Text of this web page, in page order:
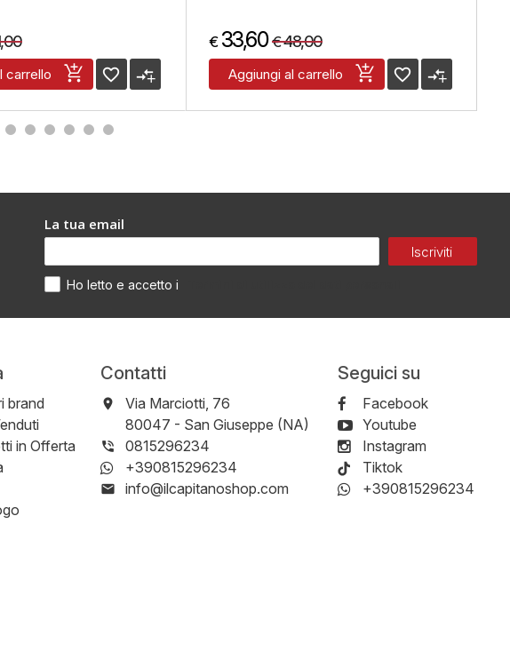
carrello favorite_border compare_arrows
€ 33,60 €48,00
Aggiungi al carrello favorite_border compare_arrows
La tua email
Iscriviti
Ho letto e accetto i
brand
in Offerta
Contatti
Via Marciotti, 76
-
80047 - San Giuseppe (NA)
0815296234
+390815296234
info@ilcapitanoshop.com
Seguici su
Facebook
Youtube
Instagram
Tiktok
+390815296234